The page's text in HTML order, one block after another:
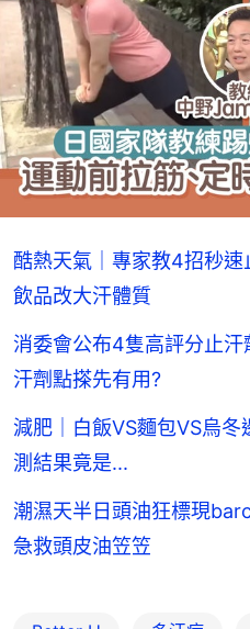
酷熱天氣｜專家教4招秒
飲品改大汗體質
消委會公布4隻高評分止
汗劑點搽先有用?
減肥｜白飯VS麵包VS烏
測結果竟是...
潮濕天半日頭油狂標現
急救頭皮油笠笠